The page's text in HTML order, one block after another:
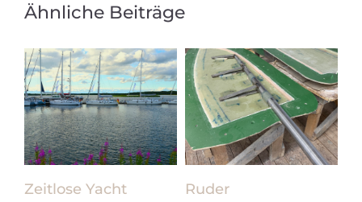
Ähnliche Beiträge
Zeitlose Yacht Ruder